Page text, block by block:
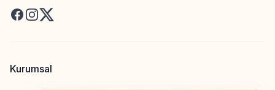
Facebook
Instagram
X
Kurumsal